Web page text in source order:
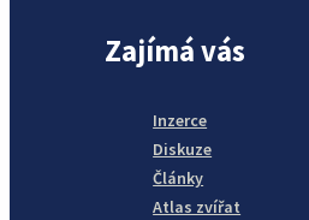
Zajímá vás
Inzerce
Diskuze
Články
Atlas zvířat